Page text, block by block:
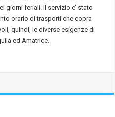
giorni feriali. Il servizio e’ stato
orario di trasporti che copra
quindi, le diverse esigenze di
ed Amatrice.